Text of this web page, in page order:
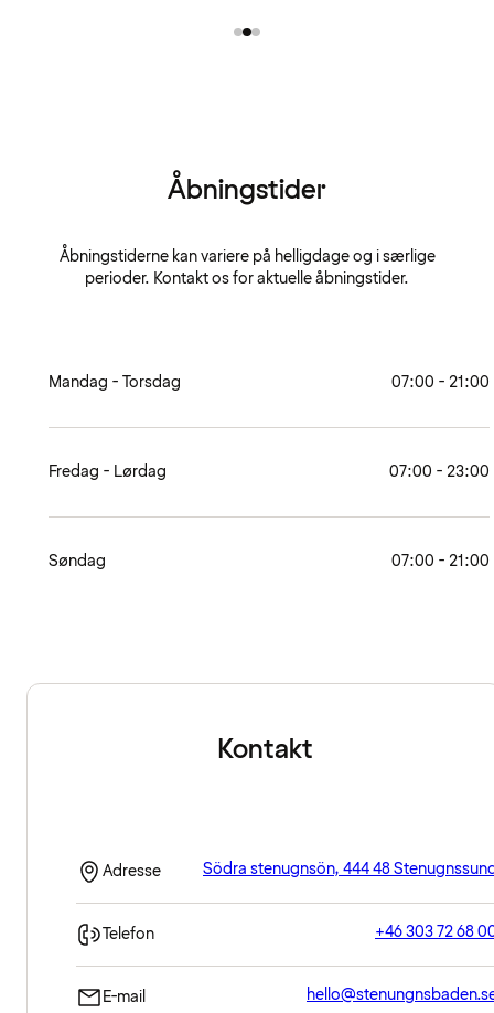
Åbningstider
Åbningstiderne kan variere på helligdage og i særlige
perioder. Kontakt os for aktuelle åbningstider.
Mandag - Torsdag 07:00 - 21:00
Fredag - Lørdag 07:00 - 23:00
Søndag 07:00 - 21:00
Kontakt
Adresse Södra stenugnsön, 444 48
Telefon +46 303 72 68
E-mail